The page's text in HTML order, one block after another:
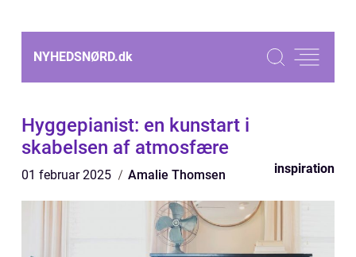
NYHEDSNØRD.dk
Hyggepianist: en kunstart i
skabelsen af atmosfære
01 februar 2025 Amalie Thomsen inspiration